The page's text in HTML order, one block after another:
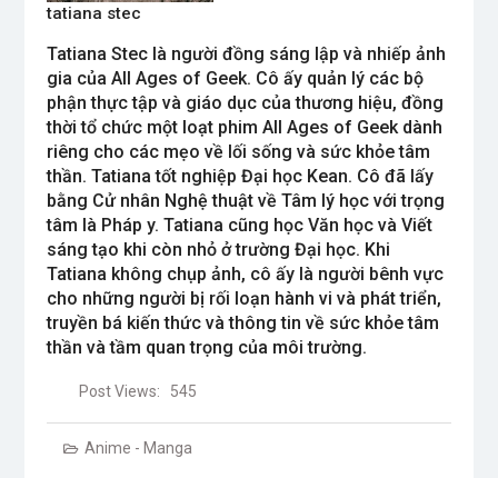
tatiana stec
Tatiana Stec là người đồng sáng lập và nhiếp ảnh
gia của All Ages of Geek. Cô ấy quản lý các bộ
phận thực tập và giáo dục của thương hiệu, đồng
thời tổ chức một loạt phim All Ages of Geek dành
riêng cho các mẹo về lối sống và sức khỏe tâm
thần. Tatiana tốt nghiệp Đại học Kean. Cô đã lấy
bằng Cử nhân Nghệ thuật về Tâm lý học với trọng
tâm là Pháp y. Tatiana cũng học Văn học và Viết
sáng tạo khi còn nhỏ ở trường Đại học. Khi
Tatiana không chụp ảnh, cô ấy là người bênh vực
cho những người bị rối loạn hành vi và phát triển,
truyền bá kiến ​​thức và thông tin về sức khỏe tâm
thần và tầm quan trọng của môi trường.
Post Views: 545
Anime - Manga